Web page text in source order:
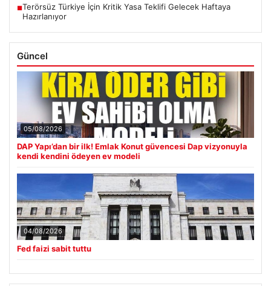
■Terörsüz Türkiye İçin Kritik Yasa Teklifi Gelecek Haftaya
Hazırlanıyor
Güncel
05/08/2026
DAP Yapı’dan bir ilk! Emlak Konut güvencesi Dap vizyonuyla
kendi kendini ödeyen ev modeli
04/08/2026
Fed faizi sabit tuttu